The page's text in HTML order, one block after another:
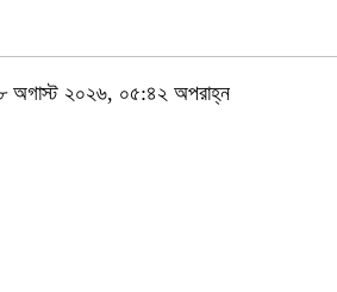
অগাস্ট ২০২৬, ০৫:৪২ অপরাহ্ন